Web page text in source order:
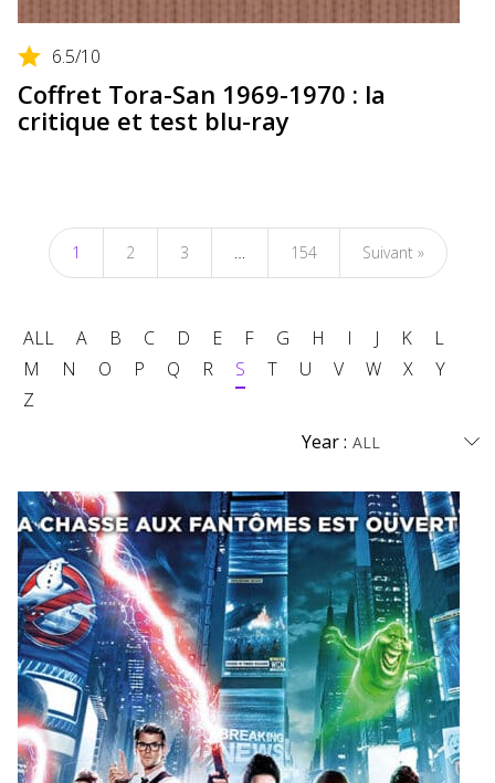
6.5/10
Coffret Tora-San 1969-1970 : la
critique et test blu-ray
1 2 3 … 154 Suivant »
ALL A B C D E F G H I J K
L
M
N O P Q R S T U V W X
Y
Z
Year :